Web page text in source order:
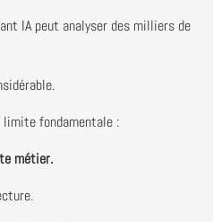
IA peut analyser des milliers de
limite fondamentale :
métier.